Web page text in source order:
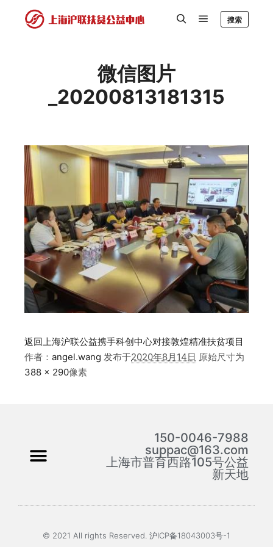
搜索
微信图片
_20200813181315
返回上海沪联公益携手科创中心对接敦煌精准扶贫项目
作者： angel.wang 发布于2020年8月14日 原始尺寸为
388 × 290像素
150-0046-7988
suppac@163.com
上海市普育西路105号公益
新天地
© 2021 All rights Reserved. 沪ICP备18043003号-1